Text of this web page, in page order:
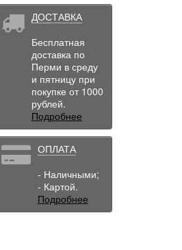
ДОСТАВКА
Бесплатная
доставка по
Перми в среду
и пятницу при
покупке от 1000
рублей.
Подробнее
ОПЛАТА
- Наличными;
- Картой.
Подробнее